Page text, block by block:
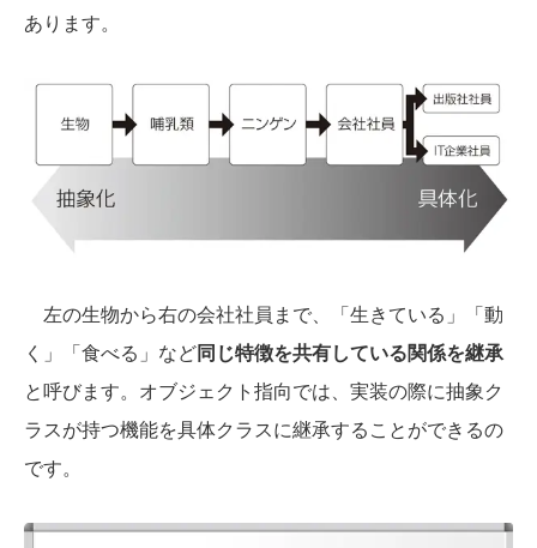
あります。
左の生物から右の会社社員まで、「生きている」「動
く」「食べる」など同じ特徴を共有している関係を継承
と呼びます。オブジェクト指向では、実装の際に抽象ク
ラスが持つ機能を具体クラスに継承することができるの
です。